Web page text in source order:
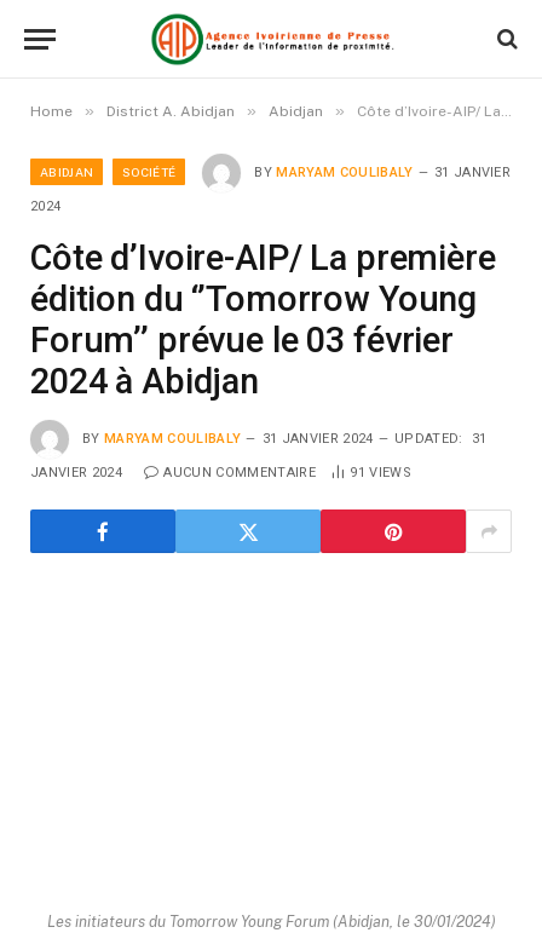
Home » District A. Abidjan » Abidjan » Côte d’Ivoire-AIP/ La première édition du ‘’Tomorrow Young Forum’’ prévue le 03 février 2024 à Abidjan
ABIDJAN SOCIÉTÉ BY MARYAM COULIBALY 31 JANVIER
2024
Côte d’Ivoire-AIP/ La première
édition du ‘’Tomorrow Young
Forum’’ prévue le 03 février
2024 à Abidjan
BY MARYAM COULIBALY 31 JANVIER 2024 UPDATED: 31
JANVIER 2024 AUCUN COMMENTAIRE 91VIEWS
Les initiateurs du Tomorrow Young Forum (Abidjan, le 30/01/2024)